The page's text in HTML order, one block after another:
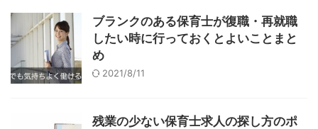
ブランクのある保育士が復職・再就職
したい時に行っておくとよいことまと
め
2021/8/11
残業の少ない保育士求人の探し方のポ